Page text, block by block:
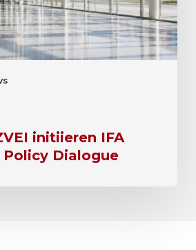
initiieren IFA
Policy Dialogue